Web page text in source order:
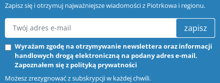
Zapisz się i otrzymuj najważniejsze wiadomości z Piotrkowa i regionu.
zapisz
Wyrażam zgodę na otrzymywanie newslettera oraz informacji
handlowych drogą elektroniczną na podany adres e-mail.
Zapoznałem się z polityką prywatności
Możesz zrezygnować z subskrypcji w każdej chwili.